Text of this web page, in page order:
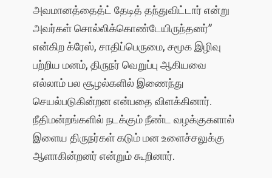
அவமானத்தைத்ட் தேடித் தந்துவிட்டார் என்று
அவர்கள் சொல்லிக்கொண்டேயிருந்தனர்”
என்கிற க்ரேஸ், சாதிப்பெருமை, சமூக இழிவு
பற்றிய மனம், திருநர் வெறுப்பு ஆகியவை
எல்லாம் பல சூழல்களில் இணைந்து
செயல்படுகின்றன என்பதை விளக்கினார்.
நீதிமன்றங்களில் நடக்கும் நீண்ட வழக்குகளால்
இளைய திருநர்கள் கடும் மன உளைச்சலுக்கு
ஆளாகின்றனர் என்றும் கூறினார்.